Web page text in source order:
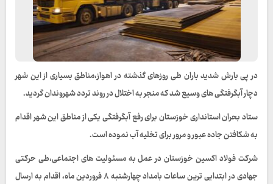
در پی بارش شدید باران طی روزهای گذشته در اهواز،مناطق بسیاری از این شهر
دچار آبگرفتگی های وسیع شد که منجر به اختلال در روند تردد شهروندان گردید.
ستاد بحران استانداری خوزستان برای رفع آبگرفتگی یکی از مناطق این شهر اقدام
به شکافتن جاده عبور و مرور برای تخلیه آب نموده است.
شرکت فولاد اکسین خوزستان در عمل به مسئولیت های اجتماعی،طی حرکتی
جهادی در ابتدایی ترین ساعات بامداد چهارشنبه ۸ فروردین ماه، اقدام به ارسال